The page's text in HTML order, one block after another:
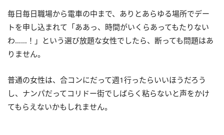
毎日毎日職場から電車の中まで、ありとあらゆる場所でデー
トを申し込まれて「ああっ、時間がいくらあってもたりない
わ……！」という選び放題な女性でしたら、断っても問題はあ
りません。
普通の女性は、合コンにだって週1行ったらいいほうだろう
し、ナンパだってコリドー街でしばらく粘らないと声をかけ
てもらえないかもしれません。